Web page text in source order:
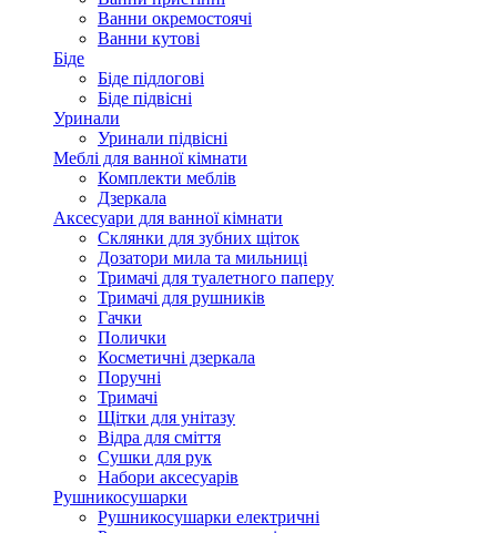
Ванни окремостоячі
Ванни кутові
Біде
Біде підлогові
Біде підвісні
Уринали
Уринали підвісні
Меблі для ванної кімнати
Комплекти меблів
Дзеркала
Аксесуари для ванної кімнати
Склянки для зубних щіток
Дозатори мила та мильниці
Тримачі для туалетного паперу
Тримачі для рушників
Гачки
Полички
Косметичні дзеркала
Поручні
Тримачі
Щітки для унітазу
Відра для сміття
Сушки для рук
Набори аксесуарів
Рушникосушарки
Рушникосушарки електричні